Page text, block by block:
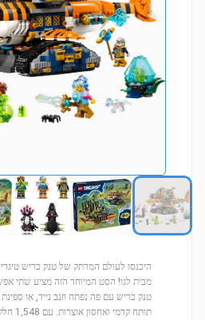
מבית לגו! הסט המיוחד הזה מציע שתי
טנק כריש עם פה נפתח וזנב נייד, או
תותח קדמי